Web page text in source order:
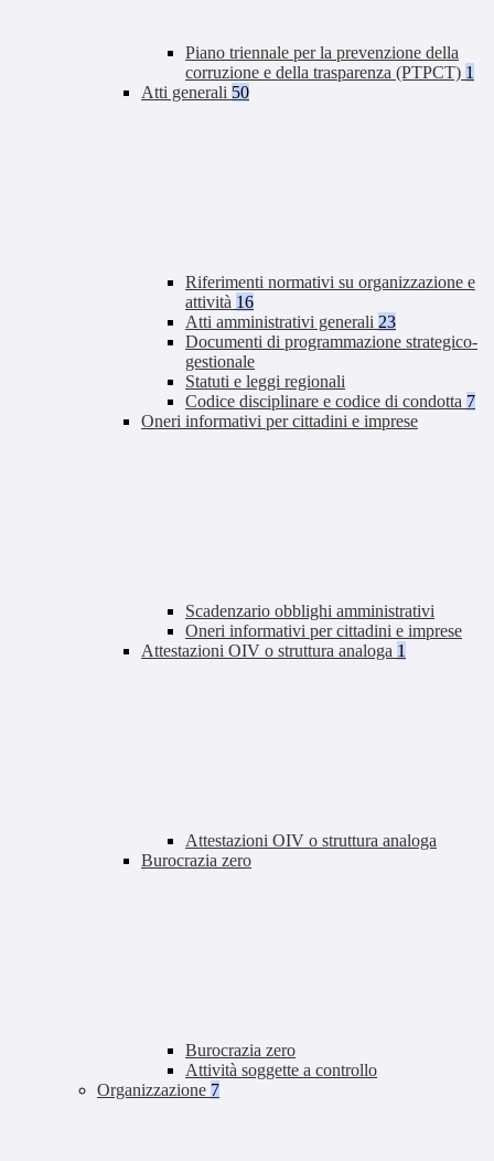
Piano triennale per la prevenzione della
corruzione e della trasparenza (PTPCT) 1
Atti generali 50
Riferimenti normativi su organizzazione e
attività 16
Atti amministrativi generali 23
Documenti di programmazione strategico-
gestionale
Statuti e leggi regionali
Codice disciplinare e codice di condotta 7
Oneri informativi per cittadini e imprese
Scadenzario obblighi amministrativi
Oneri informativi per cittadini e imprese
Attestazioni OIV o struttura analoga 1
Attestazioni OIV o struttura analoga
Burocrazia zero
Burocrazia zero
Attività soggette a controllo
Organizzazione 7